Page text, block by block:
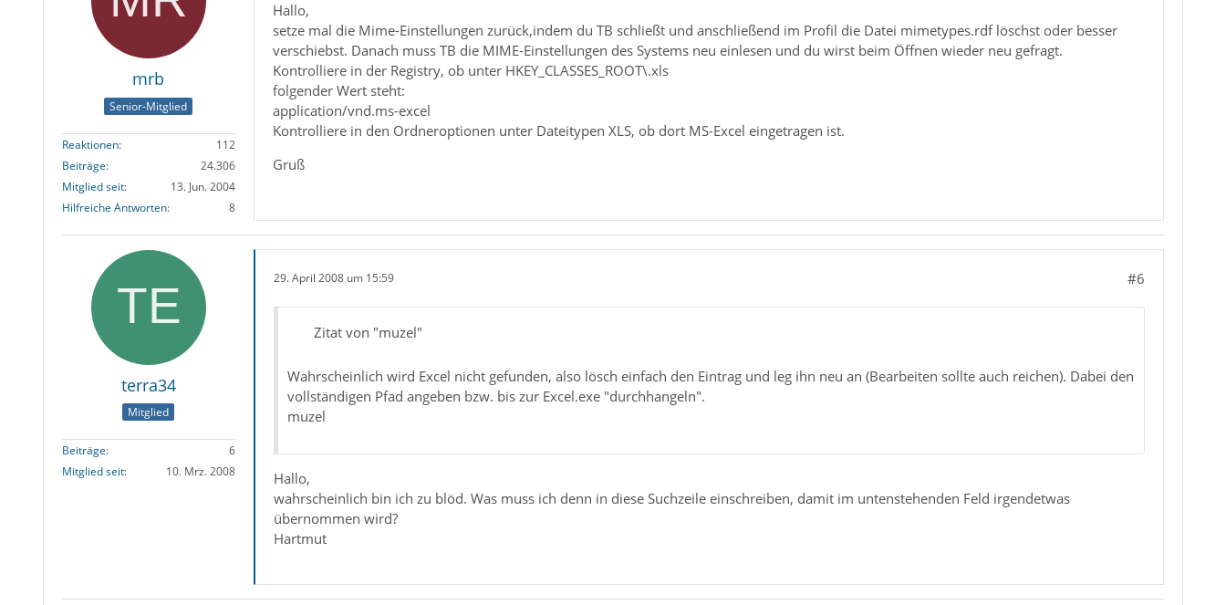
mrb
Senior-Mitglied
Reaktionen
112
Beiträge
24.306
Mitglied seit
13. Jun. 2004
Hilfreiche Antworten
8
Hallo,
setze mal die Mime-Einstellungen zurück,indem du TB schließt und anschließend im Profil die Datei mimetypes.rdf löschst oder besser
verschiebst. Danach muss TB die MIME-Einstellungen des Systems neu einlesen und du wirst beim Öffnen wieder neu gefragt.
Kontrolliere in der Registry, ob unter HKEY_CLASSES_ROOT\.xls
folgender Wert steht:
application/vnd.ms-excel
Kontrolliere in den Ordneroptionen unter Dateitypen XLS, ob dort MS-Excel eingetragen ist.
Gruß
terra34
Mitglied
Beiträge
6
Mitglied seit
10. Mrz. 2008
29. April 2008 um 15:59 #6
Zitat von "muzel"
Wahrscheinlich wird Excel nicht gefunden, also lösch einfach den Eintrag und leg ihn neu an (Bearbeiten sollte auch reichen). Dabei den
vollständigen Pfad angeben bzw. bis zur Excel.exe "durchhangeln".
muzel
Hallo,
wahrscheinlich bin ich zu blöd. Was muss ich denn in diese Suchzeile einschreiben, damit im untenstehenden Feld irgendetwas
übernommen wird?
Hartmut